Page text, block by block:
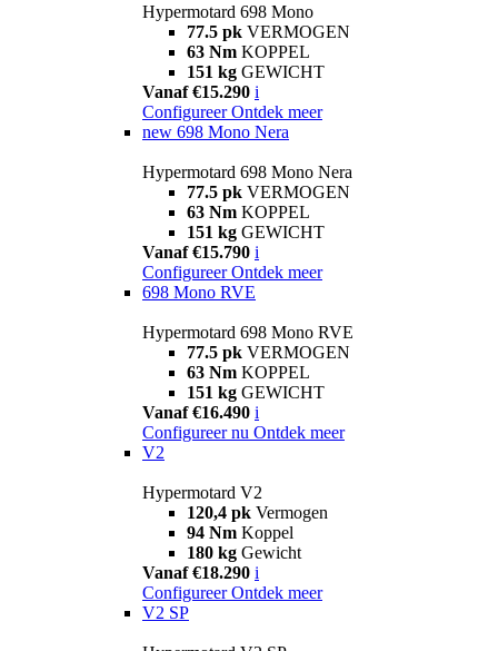
Hypermotard 698 Mono
77.5 pk VERMOGEN
63 Nm KOPPEL
151 kg GEWICHT
Vanaf €15.290 i
Configureer Ontdek meer
new 698 Mono Nera
Hypermotard 698 Mono Nera
77.5 pk VERMOGEN
63 Nm KOPPEL
151 kg GEWICHT
Vanaf €15.790 i
Configureer Ontdek meer
698 Mono RVE
Hypermotard 698 Mono RVE
77.5 pk VERMOGEN
63 Nm KOPPEL
151 kg GEWICHT
Vanaf €16.490 i
Configureer nu Ontdek meer
V2
Hypermotard V2
120,4 pk Vermogen
94 Nm Koppel
180 kg Gewicht
Vanaf €18.290 i
Configureer Ontdek meer
V2 SP